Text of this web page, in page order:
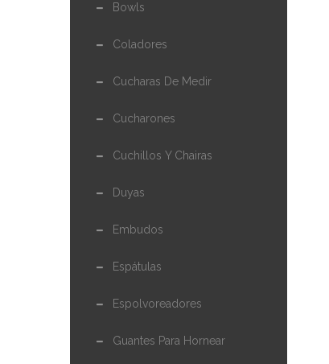
Bowls
Coladores
Cucharas De Medir
Cucharones
Cuchillos Y Chairas
Duyas
Embudos
Espátulas
Espolvoreadores
Guantes Para Hornear